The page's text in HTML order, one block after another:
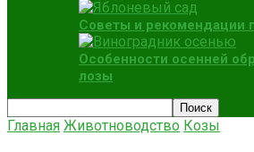
Советы и рекомендации
Особенности осенней
лозы
Главная Животноводство Козы